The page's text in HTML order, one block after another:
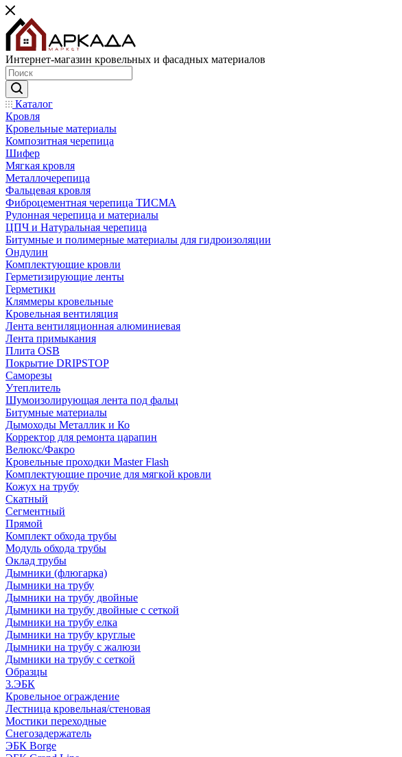
Интернет-магазин кровельных и фасадных материалов
Каталог
Кровля
Кровельные материалы
Композитная черепица
Шифер
Мягкая кровля
Металлочерепица
Фальцевая кровля
Фиброцементная черепица ТИСМА
Рулонная черепица и материалы
ЦПЧ и Натуральная черепица
Битумные и полимерные материалы для гидроизоляции
Ондулин
Комплектующие кровли
Герметизирующие ленты
Герметики
Кляммеры кровельные
Кровельная вентиляция
Лента вентиляционная алюминиевая
Лента примыкания
Плита OSB
Покрытие DRIPSTOP
Саморезы
Утеплитель
Шумоизолирующая лента под фальц
Битумные материалы
Дымоходы Металлик и Ко
Корректор для ремонта царапин
Велюкс/Факро
Кровельные проходки Master Flash
Комплектующие прочие для мягкой кровли
Кожух на трубу
Скатный
Сегментный
Прямой
Комплект обхода трубы
Модуль обхода трубы
Оклад трубы
Дымники (флюгарка)
Дымники на трубу
Дымники на трубу двoйные
Дымники на трубу двoйные с сеткой
Дымники на трубу елка
Дымники на трубу круглые
Дымники на трубу с жалюзи
Дымники на трубу с сеткой
Образцы
3.ЭБК
Кровельное ограждение
Лестница кровельная/стеновая
Мостики переходные
Снегозадержатель
ЭБК Borge